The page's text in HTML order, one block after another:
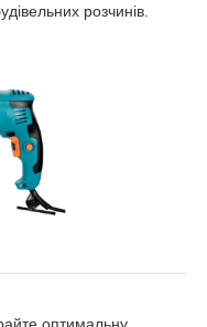
розчинів.